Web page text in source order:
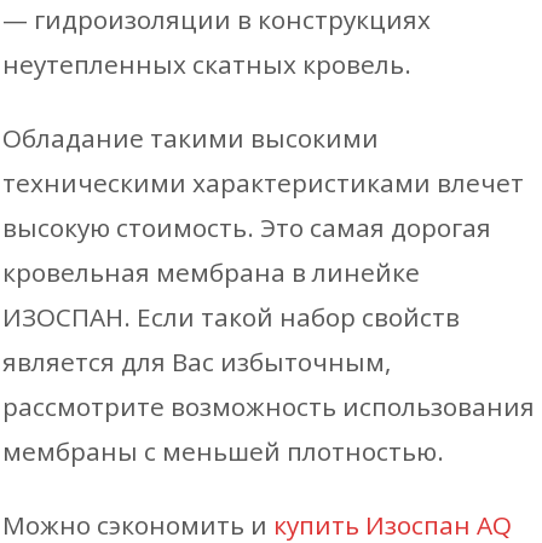
— гидроизоляции в конструкциях
неутепленных скатных кровель.
Обладание такими высокими
техническими характеристиками влечет
высокую стоимость. Это самая дорогая
кровельная мембрана в линейке
ИЗОСПАН. Если такой набор свойств
является для Вас избыточным,
рассмотрите возможность использования
мембраны с меньшей плотностью.
Можно сэкономить и купить Изоспан AQ